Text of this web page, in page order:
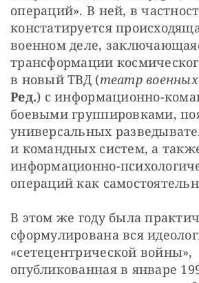
операций». В ней, в
констатируется
военном деле,
трансформации
в новый ТВД (театр
Ред.) с информационно-
боевыми группировками,
универсальных
и командных систем, а
информационно-
операций как
В этом же году была
сформулирована вся
«сетецентрической войны»,
опубликованная в январе